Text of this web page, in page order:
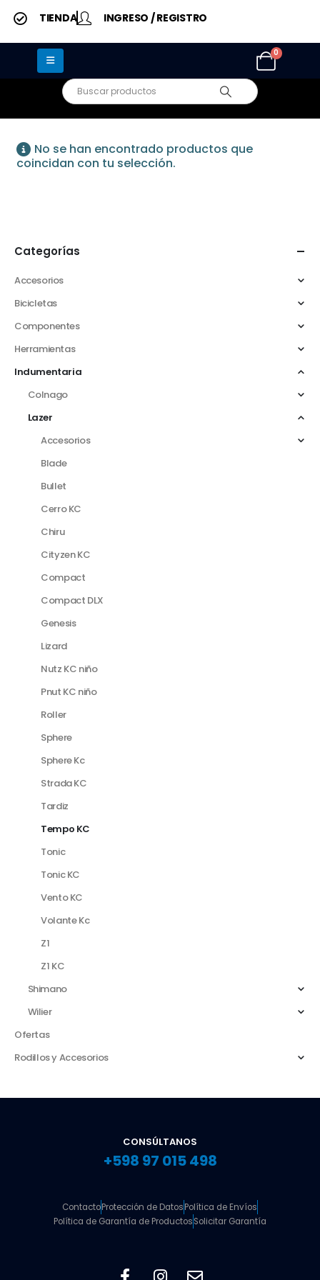
TIENDA INGRESO / REGISTRO
0
No se han encontrado productos que
coincidan con tu selección.
Categorías
Accesorios
Bicicletas
Componentes
Herramientas
Indumentaria
Colnago
Lazer
Accesorios
Blade
Bullet
Cerro KC
Chiru
Cityzen KC
Compact
Compact DLX
Genesis
Lizard
Nutz KC niño
Pnut KC niño
Roller
Sphere
Sphere Kc
Strada KC
Tardiz
Tempo KC
Tonic
Tonic KC
Vento KC
Volante Kc
Z1
Z1 KC
Shimano
Wilier
Ofertas
Rodillos y Accesorios
CONSÚLTANOS
+598 97 015 498
ContactoProtección de DatosPolítica de Envíos
Política de Garantía de ProductosSolicitar Garantía